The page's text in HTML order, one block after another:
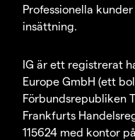
Professionella
insättning.
IG är ett registrerat
Europe GmbH (ett
Förbundsrepubliken
Frankfurts
115624 med kontor